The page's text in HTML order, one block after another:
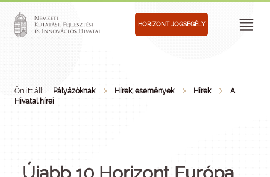
HORIZONT JOGSEGÉLY
Ön itt áll: Pályázóknak Hírek, események Hírek
A
Hivatal hírei